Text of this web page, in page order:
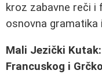
kroz zabavne reči i
osnovna
Mali Jezički
Francuskog i